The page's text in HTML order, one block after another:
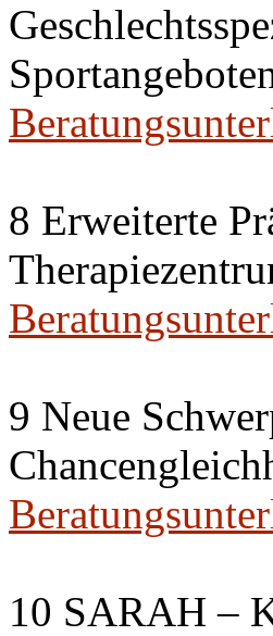
8 Erweiterte
9 Neue
10 SARAH –